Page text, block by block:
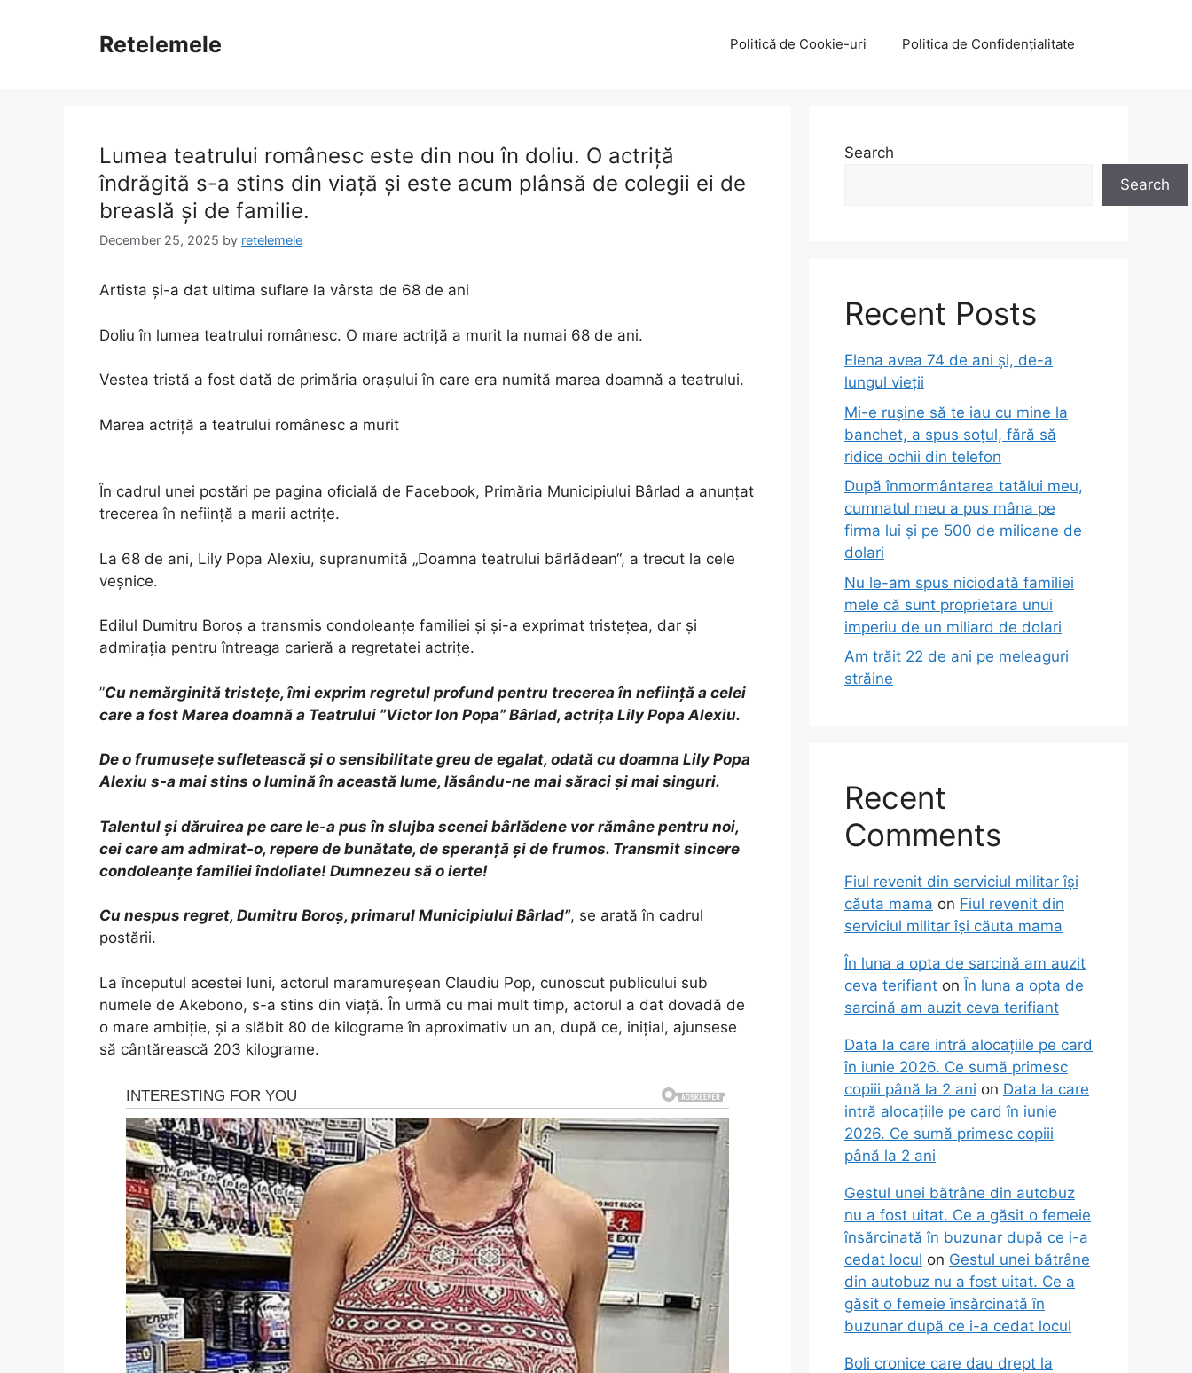
Retelemele Politică de Cookie-uri Politica de Confidențialitate
Lumea teatrului românesc este din nou în doliu. O actriță
îndrăgită s-a stins din viață și este acum plânsă de colegii ei de
breaslă și de familie.
December 25, 2025 by retelemele
Artista și-a dat ultima suflare la vârsta de 68 de ani
Doliu în lumea teatrului românesc. O mare actriță a murit la numai 68 de ani.
Vestea tristă a fost dată de primăria orașului în care era numită marea doamnă a teatrului.
Marea actriță a teatrului românesc a murit
În cadrul unei postări pe pagina oficială de Facebook, Primăria Municipiului Bârlad a anunțat
trecerea în neființă a marii actrițe.
La 68 de ani, Lily Popa Alexiu, supranumită „Doamna teatrului bârlădean“, a trecut la cele
veșnice.
Edilul Dumitru Boroș a transmis condoleanțe familiei și și-a exprimat tristețea, dar și
admirația pentru întreaga carieră a regretatei actrițe.
”Cu nemărginită tristețe, îmi exprim regretul profund pentru trecerea în neființă a celei
care a fost Marea doamnă a Teatrului ”Victor Ion Popa” Bârlad, actrița Lily Popa Alexiu.
De o frumusețe sufletească și o sensibilitate greu de egalat, odată cu doamna Lily Popa
Alexiu s-a mai stins o lumină în această lume, lăsându-ne mai săraci și mai singuri.
Talentul și dăruirea pe care le-a pus în slujba scenei bârlădene vor rămâne pentru noi,
cei care am admirat-o, repere de bunătate, de speranță și de frumos. Transmit sincere
condoleanțe familiei îndoliate! Dumnezeu să o ierte!
Cu nespus regret, Dumitru Boroș, primarul Municipiului Bârlad”, se arată în cadrul
postării.
La începutul acestei luni, actorul maramureșean Claudiu Pop, cunoscut publicului sub
numele de Akebono, s-a stins din viață. În urmă cu mai mult timp, actorul a dat dovadă de
o mare ambiție, și a slăbit 80 de kilograme în aproximativ un an, după ce, inițial, ajunsese
să cântărească 203 kilograme.
Search
Search
Recent Posts
Elena avea 74 de ani și, de-a
lungul vieții
Mi-e rușine să te iau cu mine la
banchet, a spus soțul, fără să
ridice ochii din telefon
După înmormântarea tatălui meu,
cumnatul meu a pus mâna pe
firma lui și pe 500 de milioane de
dolari
Nu le-am spus niciodată familiei
mele că sunt proprietara unui
imperiu de un miliard de dolari
Am trăit 22 de ani pe meleaguri
străine
Recent
Comments
Fiul revenit din serviciul militar își
căuta mama on Fiul revenit din
serviciul militar își căuta mama
În luna a opta de sarcină am auzit
ceva terifiant on În luna a opta de
sarcină am auzit ceva terifiant
Data la care intră alocațiile pe card
în iunie 2026. Ce sumă primesc
copiii până la 2 ani on Data la care
intră alocațiile pe card în iunie
2026. Ce sumă primesc copiii
până la 2 ani
Gestul unei bătrâne din autobuz
nu a fost uitat. Ce a găsit o femeie
însărcinată în buzunar după ce i-a
cedat locul on Gestul unei bătrâne
din autobuz nu a fost uitat. Ce a
găsit o femeie însărcinată în
buzunar după ce i-a cedat locul
Boli cronice care dau drept la